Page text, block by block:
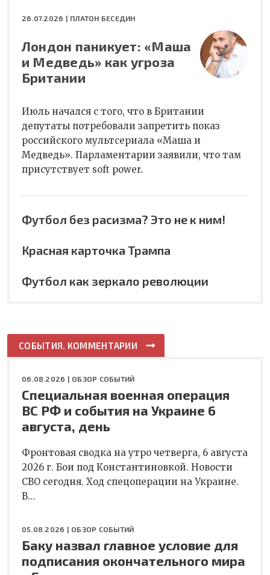
26.07.2026 | ПЛАТОН БЕСЕДИН
Лондон паникует: «Маша
и Медведь» как угроза
Британии
Июль начался с того, что в Британии
депутаты потребовали запретить показ
российского мультсериала «Маша и
Медведь». Парламентарии заявили, что там
присутствует soft power.
Футбол без расизма? Это не к ним!
Красная карточка Трампа
Футбол как зеркало революции
СОБЫТИЯ. КОММЕНТАРИИ
06.08.2026 | ОБЗОР СОБЫТИЙ
Специальная военная операция
ВС РФ и события на Украине 6
августа, день
Фронтовая сводка на утро четверга, 6 августа
2026 г. Бои под Константиновкой. Новости
СВО сегодня. Ход спецоперации на Украине.
В…
05.08.2026 | ОБЗОР СОБЫТИЙ
Баку назвал главное условие для
подписания окончательного мира